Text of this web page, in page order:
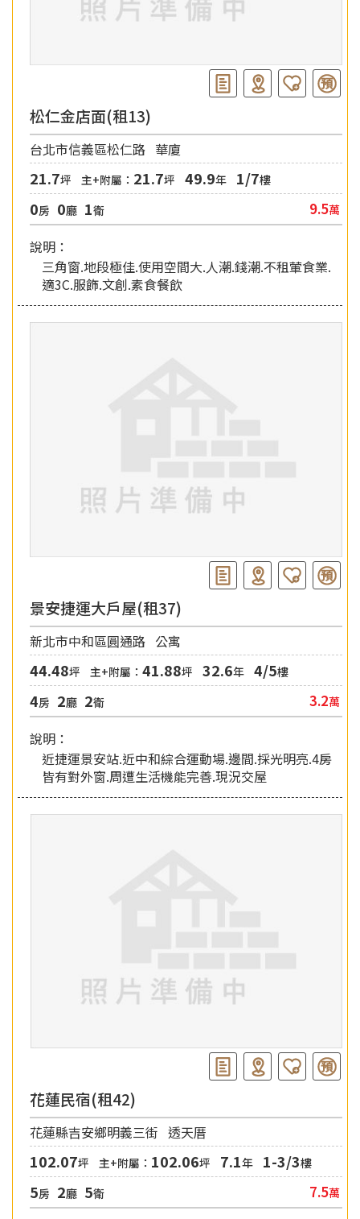
松仁金店面(租13)
台北市信義區松仁路 華廈
21.7坪 主+附屬： 21.7坪 49.9年 1/7樓
0房 0廳 1衛 9.5萬
說明：
三角窗.地段極佳.使用空間大.人潮.錢潮.不租葷食業.
適3C.服飾.文創.素食餐飲
景安捷運大戶屋(租37)
新北市中和區圓通路 公寓
44.48坪 主+附屬： 41.88坪 32.6年 4/5樓
4房 2廳 2衛 3.2萬
說明：
近捷運景安站.近中和綜合運動場.邊間.採光明亮.4房
皆有對外窗.周遭生活機能完善.現況交屋
花蓮民宿(租42)
花蓮縣吉安鄉明義三街 透天厝
102.07坪 主+附屬： 102.06坪 7.1年 1-3/3樓
5房 2廳 5衛 7.5萬